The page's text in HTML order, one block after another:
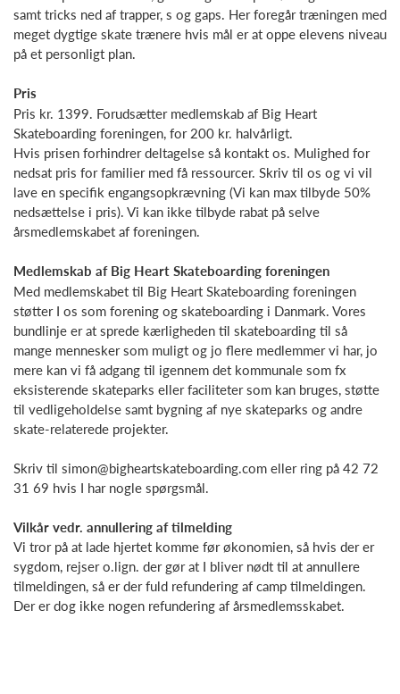
samt tricks ned af trapper, s og gaps. Her foregår træningen med
meget dygtige skate trænere hvis mål er at oppe elevens niveau
på et personligt plan.
Pris
Pris kr. 1399. Forudsætter medlemskab af Big Heart
Skateboarding foreningen, for 200 kr. halvårligt.
Hvis prisen forhindrer deltagelse så kontakt os. Mulighed for
nedsat pris for familier med få ressourcer. Skriv til os og vi vil
lave en specifik engangsopkrævning (Vi kan max tilbyde 50%
nedsættelse i pris). Vi kan ikke tilbyde rabat på selve
årsmedlemskabet af foreningen.
Medlemskab af Big Heart Skateboarding foreningen
Med medlemskabet til Big Heart Skateboarding foreningen
støtter I os som forening og skateboarding i Danmark. Vores
bundlinje er at sprede kærligheden til skateboarding til så
mange mennesker som muligt og jo flere medlemmer vi har, jo
mere kan vi få adgang til igennem det kommunale som fx
eksisterende skateparks eller faciliteter som kan bruges, støtte
til vedligeholdelse samt bygning af nye skateparks og andre
skate-relaterede projekter.
Skriv til simon@bigheartskateboarding.com eller ring på 42 72
31 69 hvis I har nogle spørgsmål.
Vilkår vedr. annullering af tilmelding
Vi tror på at lade hjertet komme før økonomien, så hvis der er
sygdom, rejser o.lign. der gør at I bliver nødt til at annullere
tilmeldingen, så er der fuld refundering af camp tilmeldingen.
Der er dog ikke nogen refundering af årsmedlemsskabet.